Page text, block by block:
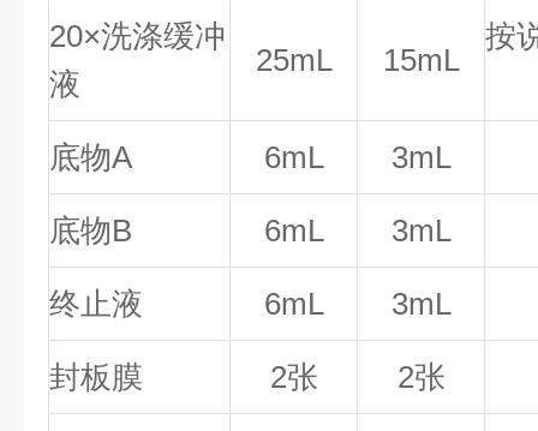
20×洗涤缓冲
液
25mL 15mL
按
底物A 6mL 3mL
底物B 6mL 3mL
终止液 6mL 3mL
封板膜 2张 2张